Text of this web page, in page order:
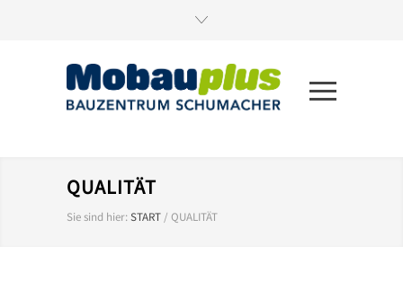
QUALITÄT
Sie sind hier:START / QUALITÄT